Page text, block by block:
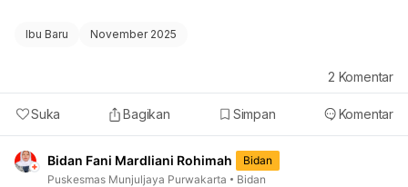
Ibu Baru November 2025
Suka Bagikan Simpan Komentar
2 Komentar
Bidan Fani Mardliani Rohimah
Bidan
Puskesmas Munjuljaya Purwakarta
Bidan